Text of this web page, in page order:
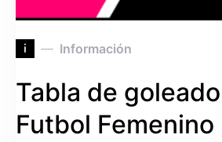
i Información
Tabla de
Futbol Femenino